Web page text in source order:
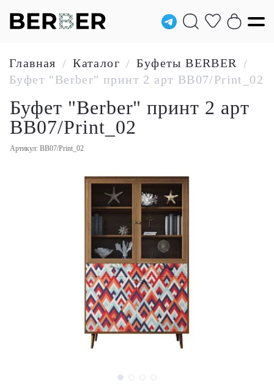
Главная / Каталог / Буфеты BERBER /
Буфет "Berber" принт 2 арт BB07/Print_02
Буфет "Berber" принт 2 арт
BB07/Print_02
Артикул: BB07/Print_02